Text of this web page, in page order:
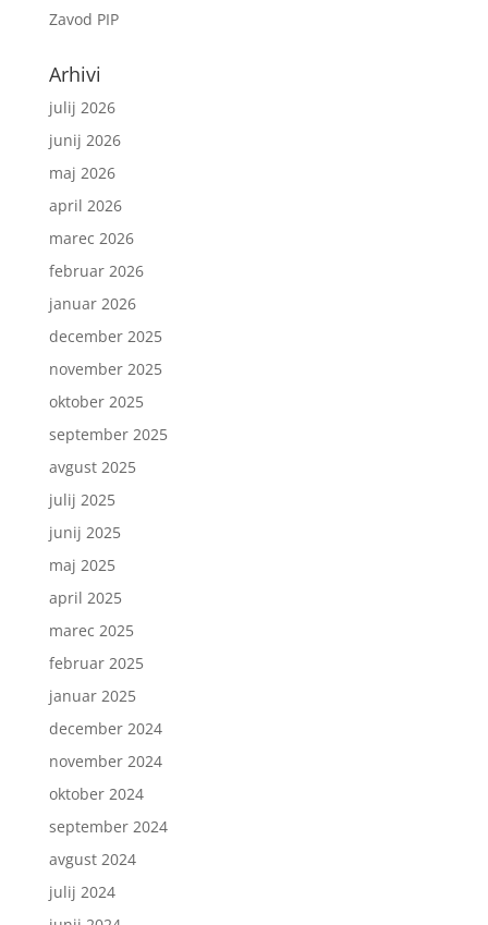
Zavod PIP
Arhivi
julij 2026
junij 2026
maj 2026
april 2026
marec 2026
februar 2026
januar 2026
december 2025
november 2025
oktober 2025
september 2025
avgust 2025
julij 2025
junij 2025
maj 2025
april 2025
marec 2025
februar 2025
januar 2025
december 2024
november 2024
oktober 2024
september 2024
avgust 2024
julij 2024